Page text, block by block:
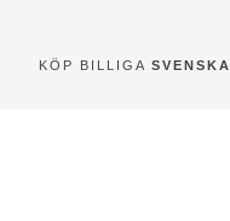
KÖP BILLIGA SVENSKA